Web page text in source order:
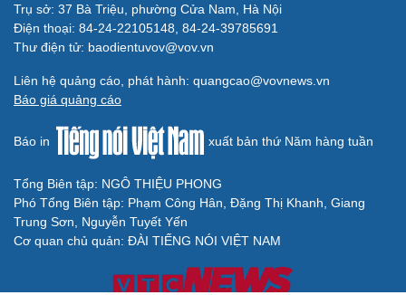
Trụ sở: 37 Bà Triệu, phường Cửa Nam, Hà Nội
Điện thoại: 84-24-22105148, 84-24-39785691
Thư điện tử: baodientuvov@vov.vn
Liên hệ quảng cáo, phát hành: quangcao@vovnews.vn
Báo giá quảng cáo
Báo in xuất bản thứ Năm hàng tuần
Tổng Biên tập: NGÔ THIỆU PHONG
Phó Tổng Biên tập: Phạm Công Hân, Đặng Thị Khanh, Giang
Trung Sơn, Nguyễn Tuyết Yến
Cơ quan chủ quản: ĐÀI TIẾNG NÓI VIỆT NAM